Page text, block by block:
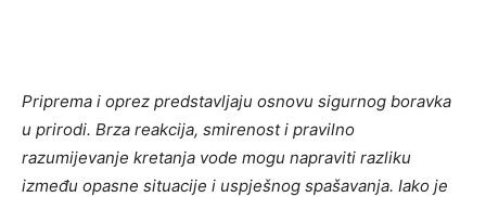
Priprema i oprez predstavljaju osnovu sigurnog boravka
u prirodi. Brza reakcija, smirenost i pravilno
razumijevanje kretanja vode mogu napraviti razliku
između opasne situacije i uspješnog spašavanja. Iako je